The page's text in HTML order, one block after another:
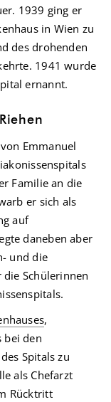
1939 ging er
in Wien zu
des drohenden
1941 wurde
ernannt.
Emmanuel
Familie an die
er sich als
auf
daneben aber
und die
Schülerinnen
,
bei den
Spitals zu
als Chefarzt
Rücktritt